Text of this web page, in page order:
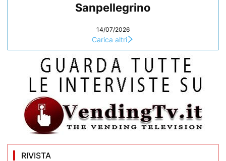
Sanpellegrino
14/07/2026
Carica altri
RIVISTA